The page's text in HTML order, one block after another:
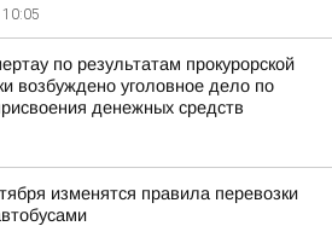
10:05
по результатам прокурорской
возбуждено уголовное дело по
денежных средств
изменятся правила перевозки